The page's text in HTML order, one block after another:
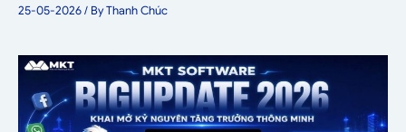
25-05-2026/ ByThanh Chúc